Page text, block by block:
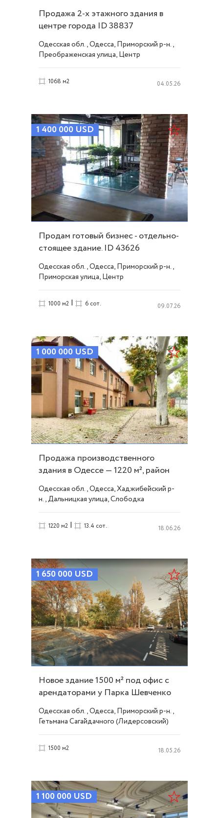
Продажа 2-х этажного здания в
центре города ID 38837
Одесская обл., Одесса, Приморский р-н.,
Преображенская улица, Центр
1068 м2 04.05.26
1 400 000 USD
Продам готовый бизнес - отдельно-
стоящее здание. ID 43626
Одесская обл., Одесса, Приморский р-н.,
Приморская улица, Центр
1000 м2 | 6 сот. 09.07.26
1 000 000 USD
Продажа производственного
здания в Одессе — 1220 м², район
Балковской. ID 49305
Одесская обл., Одесса, Хаджибейский р-
н., Дальницкая улица, Слободка
1220 м2 | 13.4 сот. 18.06.26
1 650 000 USD
Новое здание 1500 м² под офис с
арендаторами у Парка Шевченко
ID 51643
Одесская обл., Одесса, Приморский р-н.,
Гетьмана Сагайдачного (Лидерсовский)
1500 м2 18.05.26
1 100 000 USD